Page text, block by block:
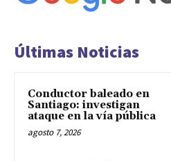
Últimas Noticias
Conductor baleado en
Santiago: investigan
ataque en la vía pública
agosto 7, 2026